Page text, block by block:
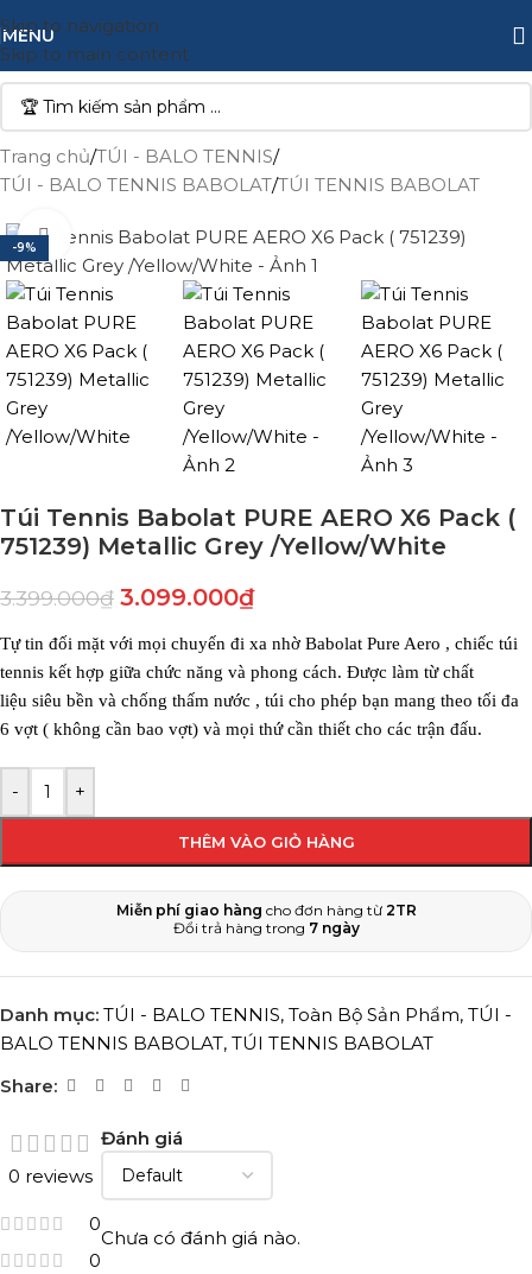
Skip to navigation
Skip to main content
MENU
Trang chủ/TÚI - BALO TENNIS/
TÚI - BALO TENNIS BABOLAT/TÚI TENNIS BABOLAT
-9%
Click to enlarge
Túi Tennis Babolat PURE AERO X6 Pack (
751239) Metallic Grey /Yellow/White
3.399.000₫ 3.099.000₫
Tự tin đối mặt với mọi chuyến đi xa nhờ Babolat Pure Aero , chiếc túi
tennis kết hợp giữa chức năng và phong cách. Được làm từ chất
liệu siêu bền và chống thấm nước , túi cho phép bạn mang theo tối đa
6 vợt ( không cần bao vợt) và mọi thứ cần thiết cho các trận đấu.
- +
THÊM VÀO GIỎ HÀNG
Miễn phí giao hàng cho đơn hàng từ 2TR
Đổi trả hàng trong 7 ngày
Danh mục: TÚI - BALO TENNIS, Toàn Bộ Sản Phẩm, TÚI -
BALO TENNIS BABOLAT, TÚI TENNIS BABOLAT
Share:
0 reviews
0
0
Đánh giá
Chưa có đánh giá nào.